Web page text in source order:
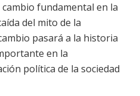
fundamental en la
del mito de la
pasará a la historia
en la
política de la sociedad